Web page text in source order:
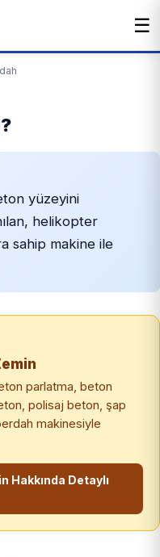
☰
yüzeyini
helikopter
sahip makine ile
parlatma, beton
polisaj beton, şap
makinesiyle
Hakkında Detaylı